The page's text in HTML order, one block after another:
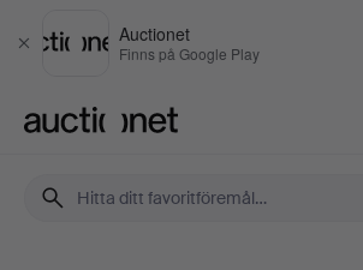
Stäng
Auctionet
Finns på Google Play